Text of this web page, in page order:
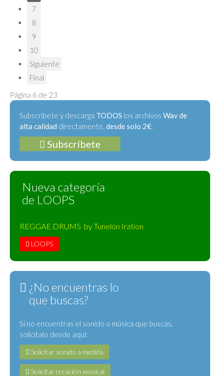
7
8
9
10
Siguiente
Final
Página 6 de 23
Subscríbete y descarga TODOS los archivos Wav de
alta calidad directamente, desde solo 2€:
Subscríbete
Nueva categoría
de LOOPS
REGGAE DRUMS by Tunelón Iration
LOOPS
¿No encuentras lo
que buscas?
Si no encuentras el sonido o música que buscas,
solicítalo desde aquí:
Solicitar sonido a medida
Solicitar creación musical